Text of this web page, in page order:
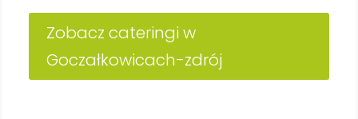
Zobacz cateringi w
Goczałkowicach-zdrój